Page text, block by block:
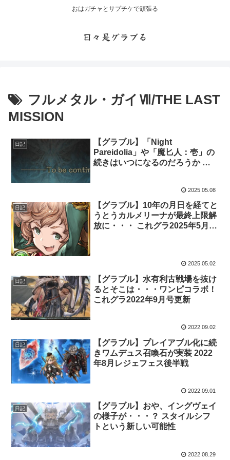
おはガチャとサプチケで頑張る
日々是グラブる
フルメタル・ガイⅦ/THE LAST
MISSION
日記
【グラブル】「Night
Pareidolia」や「魔匕人：壱」の
続きはいつになるのだろうか グ
2025.05.08
日記
【グラブル】10年の月日を経てと
うとうカルメリーナが最終上限解
放に・・・ これグラ2025年5月号
2025.05.02
日記
【グラブル】水有利古戦場を抜け
るとそこは・・・ワンピコラボ！
これグラ2022年9月号更新
2022.09.02
日記
【グラブル】プレイアブル化に続
きワムデュス召喚石が実装 2022
年8月レジェフェス後半戦
2022.09.01
日記
【グラブル】おや、イングヴェイ
の様子が・・・？ スタイルシフ
トという新しい可能性
2022.08.29